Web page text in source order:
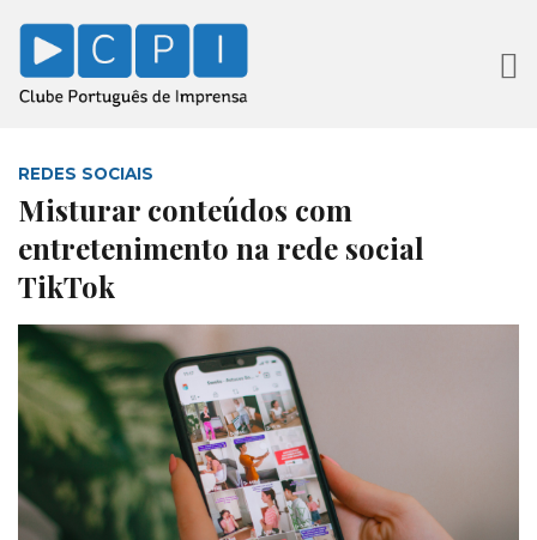
REDES SOCIAIS
Misturar conteúdos com
entretenimento na rede social
TikTok